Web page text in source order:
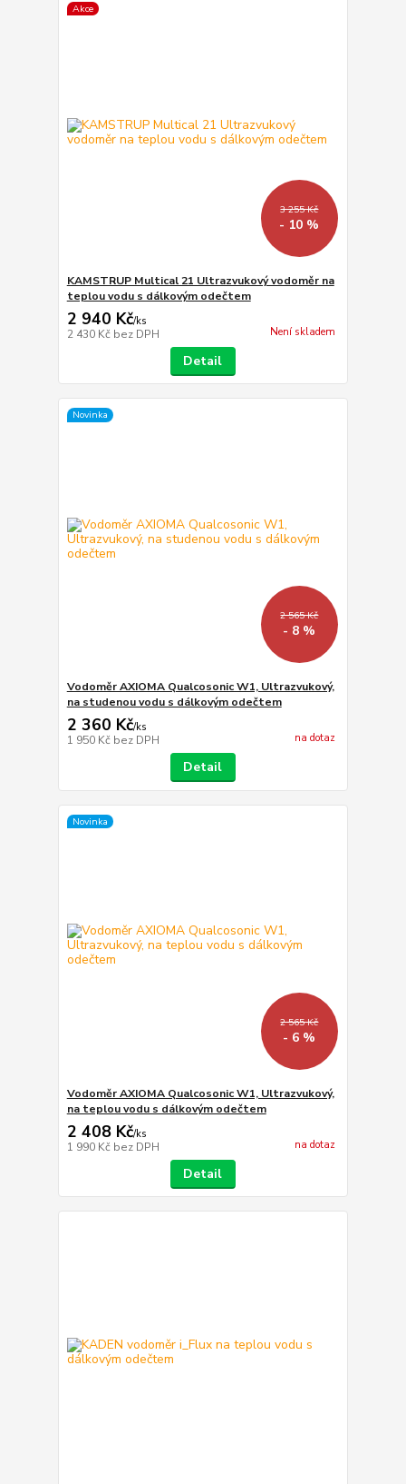
Akce
3 255 Kč
- 10 %
KAMSTRUP Multical 21 Ultrazvukový vodoměr na
teplou vodu s dálkovým odečtem
2 940 Kč/ks
2 430 Kč bez DPH Není skladem
Detail
Novinka
2 565 Kč
- 8 %
Vodoměr AXIOMA Qualcosonic W1, Ultrazvukový,
na studenou vodu s dálkovým odečtem
2 360 Kč/ks
1 950 Kč bez DPH na dotaz
Detail
Novinka
2 565 Kč
- 6 %
Vodoměr AXIOMA Qualcosonic W1, Ultrazvukový,
na teplou vodu s dálkovým odečtem
2 408 Kč/ks
1 990 Kč bez DPH na dotaz
Detail